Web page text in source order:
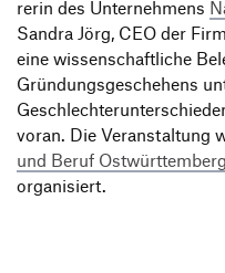
rerin des Unter­neh­mens
Sandra Jörg, CEO der
eine wissen­schaft­liche
Grün­dungs­ge­sche­hens
voran. Die Veran­stal­tung
und Beruf Ostwürt­tem­berg
organisiert.